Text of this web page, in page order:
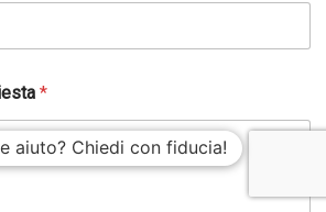
*
aiuto? Chiedi con fiducia!